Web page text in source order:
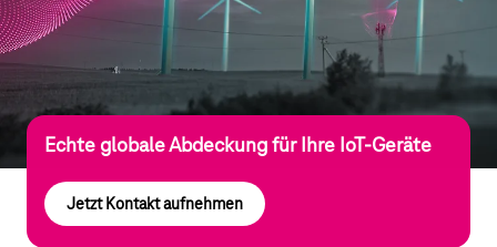
Echte globale Abdeckung für Ihre IoT-Geräte
Jetzt Kontakt aufnehmen